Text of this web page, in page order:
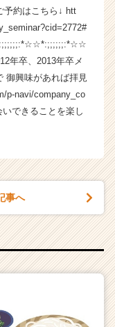
ちら↓ htt
年卒、2013年卒メ
御興味があれば拝見
p-navi/company_co
できることを楽し
事へ